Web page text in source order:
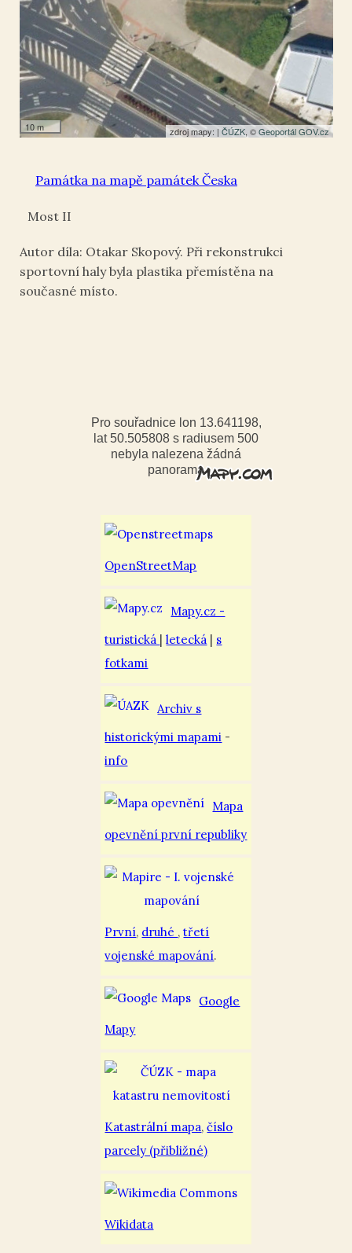
10 m zdroj mapy: | ČÚZK, ©Geoportál GOV.cz
Památka na mapě památek Česka
Most II
Autor díla: Otakar Skopový. Při rekonstrukci
sportovní haly byla plastika přemístěna na
současné místo.
Pro souřadnice lon 13.641198,
lat 50.505808 s radiusem 500
nebyla nalezena žádná
panorama
OpenStreetMap
Mapy.cz -
turistická |letecká | s
fotkami
Archiv s
historickými mapami -
info
Mapa
opevnění první republiky
První, druhé ,třetí
vojenské mapování.
Google
Mapy
Katastrální mapa,číslo
parcely (přibližné)
Wikidata